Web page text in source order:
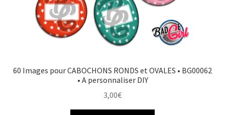
60 Images pour CABOCHONS RONDS et OVALES • BG00062
• A personnaliser DIY
3,00€